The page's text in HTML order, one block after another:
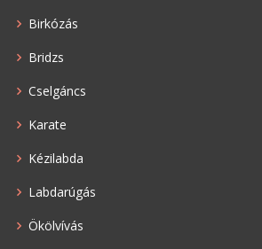
Birkózás
Bridzs
Cselgáncs
Karate
Kézilabda
Labdarúgás
Ökölvívás